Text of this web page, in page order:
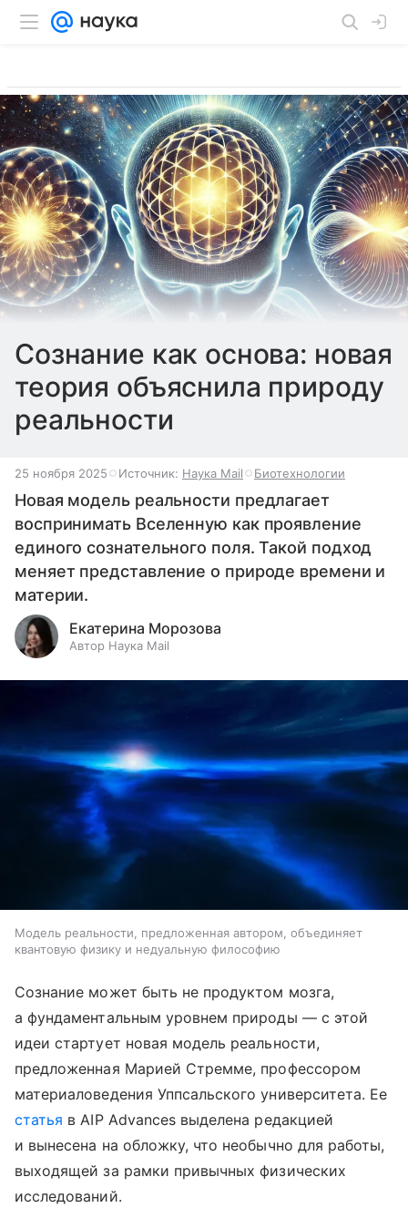
Сознание как основа: новая
теория объяснила природу
реальности
25 ноября 2025 Источник: Наука Mail Биотехнологии
Новая модель реальности предлагает
воспринимать Вселенную как проявление
единого сознательного поля. Такой подход
меняет представление о природе времени и
материи.
Екатерина Морозова
Автор Наука Mail
Модель реальности, предложенная автором, объединяет
квантовую физику и недуальную философию
Сознание может быть не продуктом мозга,
а фундаментальным уровнем природы — с этой
идеи стартует новая модель реальности,
предложенная Марией Стремме, профессором
материаловедения Уппсальского университета. Ее
статья в AIP Advances выделена редакцией
и вынесена на обложку, что необычно для работы,
выходящей за рамки привычных физических
исследований.